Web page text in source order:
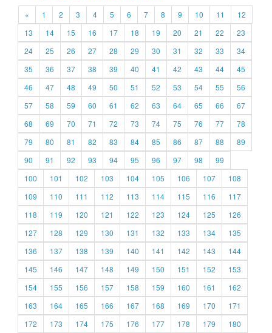
« 1 2 3 4 5 6 7 8 9 10 11
12
13
14 15 16 17 18 19 20 21 22
23
24
25 26 27 28 29 30 31 32 33
34
35
36 37 38 39 40 41 42 43 44
45
46
47 48 49 50 51 52 53 54 55
56
57
58 59 60 61 62 63 64 65 66
67
68
69 70 71 72 73 74 75 76 77
78
79
80 81 82 83 84 85 86 87 88
89
90
91 92 93 94 95 96 97 98
99
100
101 102 103 104 105 106 107
108
109
110 111 112 113 114 115 116
117
118
119 120 121 122 123 124 125
126
127
128 129 130 131 132 133 134
135
136
137 138 139 140 141 142 143
144
145
146 147 148 149 150 151 152
153
154
155 156 157 158 159 160 161
162
163
164 165 166 167 168 169 170
171
172
173 174 175 176 177 178 179
180